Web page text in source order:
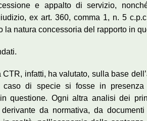
e appalto di servizio,
ex art. 360, comma 1, n. 5
la natura concessoria del rapporto in
CTR, infatti, ha valutato, sulla base
caso di specie si fosse in
in questione. Ogni altra analisi dei
da normativa, da